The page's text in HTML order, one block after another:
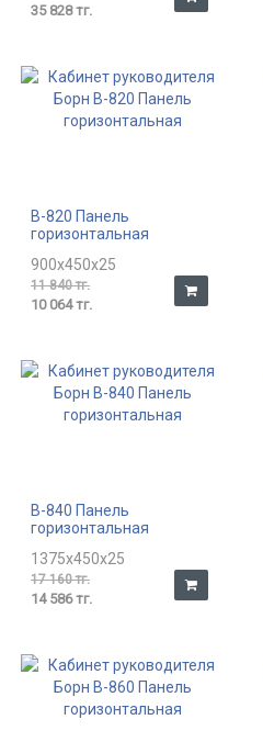
35 828 тг.
В-820 Панель
горизонтальная
900x450x25
11 840 тг.
10 064 тг.
В-840 Панель
горизонтальная
1375x450x25
17 160 тг.
14 586 тг.